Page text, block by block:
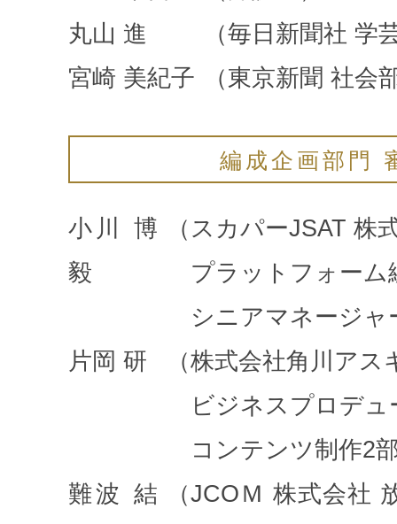
丸山 進
（毎日新聞社 学
宮崎 美紀子
（東京新聞 社会
編成企画部門
小川 博
毅
（スカパーJSAT 株
プラットフォーム
シニアマネージャ
片岡 研
（株式会社角川ア
ビジネスプロデュ
コンテンツ制作2
難波 結
（JCOＭ 株式会社